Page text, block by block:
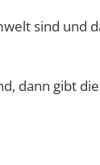
sind und
dann gibt